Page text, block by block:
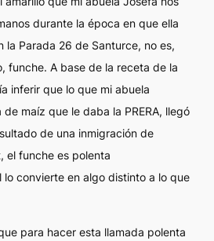
durante la época en que ella
la Parada 26 de Santurce, no es,
funche. A base de la receta de la
inferir que lo que mi abuela
maíz que le daba la PRERA, llegó
de una inmigración de
el funche es polenta
lo convierte en algo distinto a lo que
para hacer esta llamada polenta